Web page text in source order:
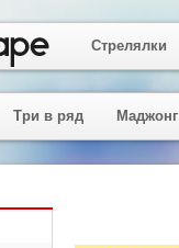
Стрелялки
Три в ряд Маджонг